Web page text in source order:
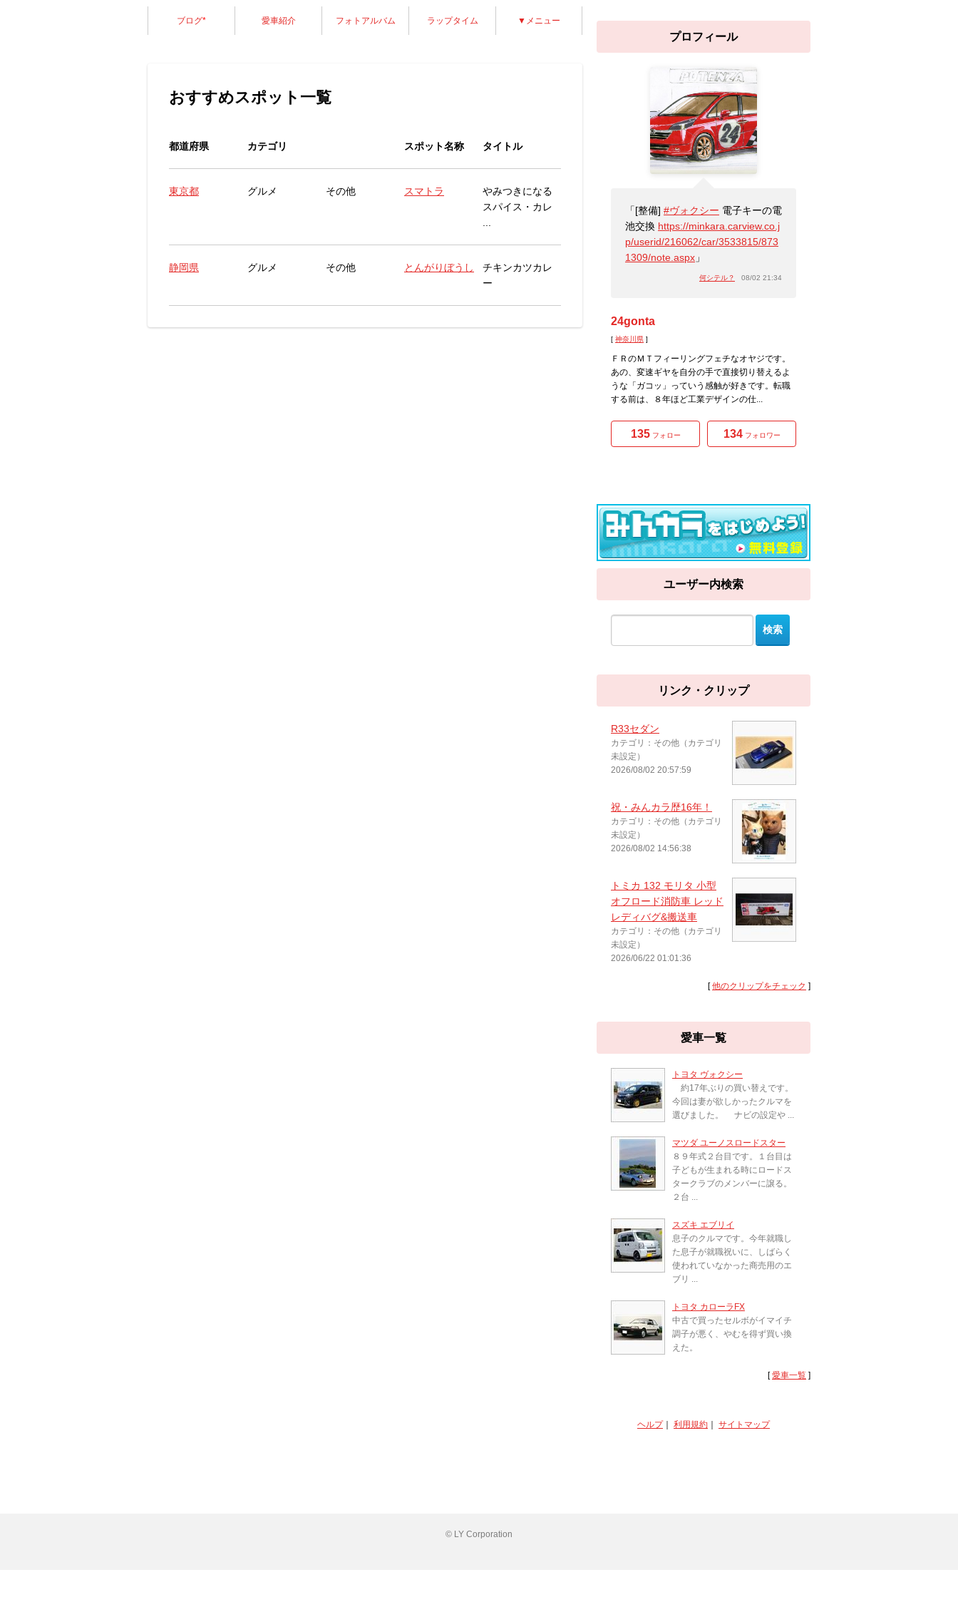
ブログ* 愛車紹介 フォトアルバム ラップタイム ▼メニュー
おすすめスポット一覧
都道府県 カテゴリ スポット名称 タイトル
東京都 グルメ その他 スマトラ
やみつきになる
スパイス・カレ
静岡県 グルメ その他 とんがりぼうし
チキンカツカレ
ー
プロフィール
「[整備] #ヴォクシー 電子キーの電
池交換 https://minkara.carview.co.j
p/userid/216062/car/3533815/873
1309/note.aspx 」
何シテル？ 08/02 21:34
24gonta
[ 神奈川県 ]
ＦＲのＭＴフィーリングフェチなオヤジです。
あの、変速ギヤを自分の手で直接切り替えるよ
うな「ガコッ」っていう感触が好きです。転職
する前は、８年ほど工業デザインの仕...
135フォロー 134フォロワー
ユーザー内検索
リンク・クリップ
R33セダン
カテゴリ：その他（カテゴリ
未設定）
2026/08/02 20:57:59
祝・みんカラ歴16年！
カテゴリ：その他（カテゴリ
未設定）
2026/08/02 14:56:38
トミカ 132 モリタ 小型
オフロード消防車 レッド
レディバグ&搬送車
カテゴリ：その他（カテゴリ
未設定）
2026/06/22 01:01:36
[他のクリップをチェック ]
愛車一覧
トヨタ ヴォクシー
約17年ぶりの買い替えです。
今回は妻が欲しかったクルマを
選びました。 ナビの設定や ...
マツダ ユーノスロードスター
８９年式２台目です。１台目は
子どもが生まれる時にロードス
タークラブのメンバーに譲る。
２台 ...
スズキ エブリイ
息子のクルマです。今年就職し
た息子が就職祝いに、しばらく
使われていなかった商売用のエ
ブリ ...
トヨタ カローラFX
中古で買ったセルボがイマイチ
調子が悪く、やむを得ず買い換
えた。
[愛車一覧 ]
ヘルプ｜ 利用規約 サイトマップ
© LY Corporation